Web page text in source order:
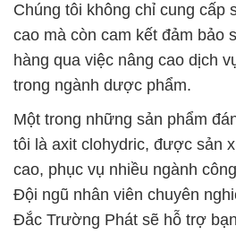
Chúng tôi không chỉ cung cấp
cao mà còn cam kết đảm bảo
hàng qua việc nâng cao dịch
trong ngành dược phẩm.
Một trong những sản phẩm
tôi là axit clohydric, được sản
cao, phục vụ nhiều ngành
Đội ngũ nhân viên chuyên
Đắc Trường Phát sẽ hỗ trợ